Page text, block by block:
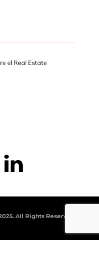
el Real Estate
All Rights Reserved.